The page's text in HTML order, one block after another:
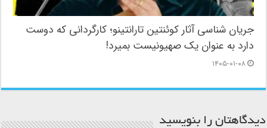
جریان شناسی آثار کوئنتین تارانتینو؛ کارگردانی که دوست
دارد به عنوان یک صهیونیست بمیرد!
۱۴۰۵-۰۱-۰۸
دیدگاهتان را بنویسید